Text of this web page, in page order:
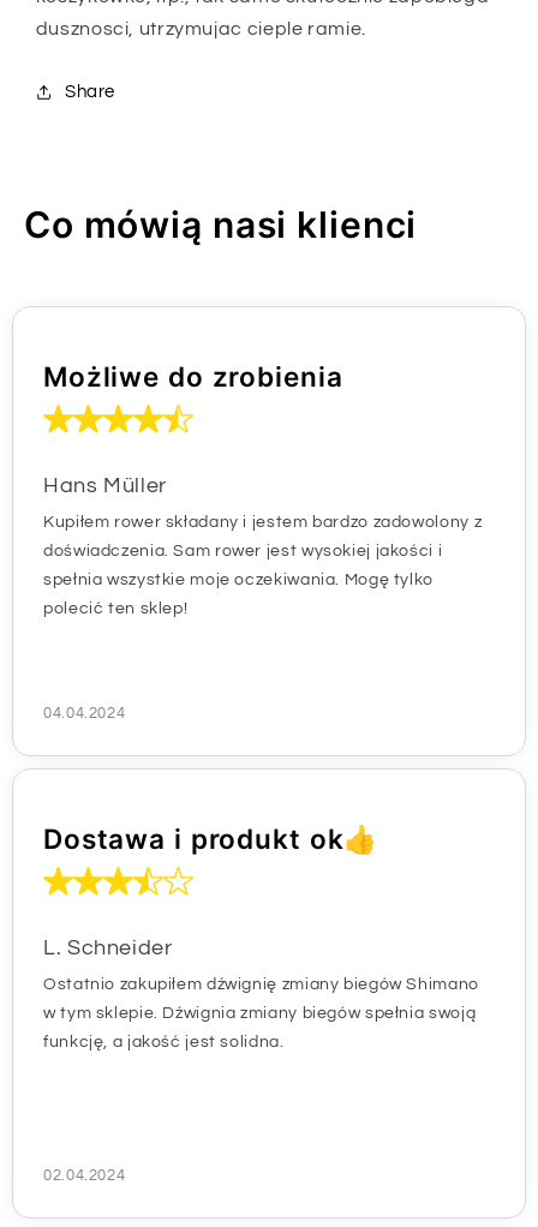
dusznosci, utrzymujac cieple ramie.
Share
Co mówią nasi klienci
Możliwe do zrobienia
Hans Müller
Kupiłem rower składany i jestem bardzo zadowolony z
doświadczenia. Sam rower jest wysokiej jakości i
spełnia wszystkie moje oczekiwania. Mogę tylko
polecić ten sklep!
04.04.2024
Dostawa i produkt ok👍
L. Schneider
Ostatnio zakupiłem dźwignię zmiany biegów Shimano
w tym sklepie. Dźwignia zmiany biegów spełnia swoją
funkcję, a jakość jest solidna.
02.04.2024